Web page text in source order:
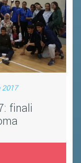
2017
finali